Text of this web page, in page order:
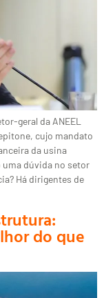
geral da ANEEL
cujo mandato
da usina
dúvida no setor
Há dirigentes de
do que